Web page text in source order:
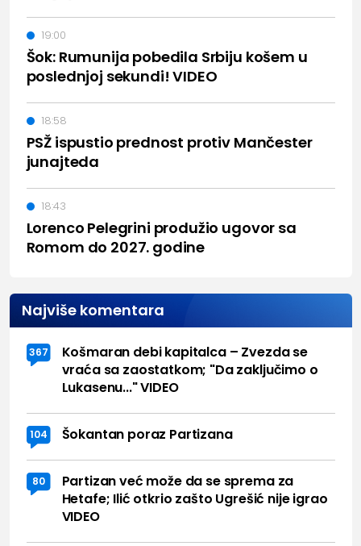
Šok: Rumunija pobedila Srbiju košem u
poslednjoj sekundi! VIDEO
19:00
PSŽ ispustio prednost protiv Mančester
junajteda
18:58
Lorenco Pelegrini produžio ugovor sa
Romom do 2027. godine
18:43
Najviše komentara
367
Košmaran debi kapitalca – Zvezda se
vraća sa zaostatkom; "Da zaključimo o
Lukasenu..." VIDEO
104 Šokantan poraz Partizana
80
Partizan već može da se sprema za
Hetafe; Ilić otkrio zašto Ugrešić nije igrao
VIDEO